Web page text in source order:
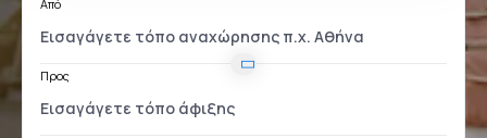
Από
Προς